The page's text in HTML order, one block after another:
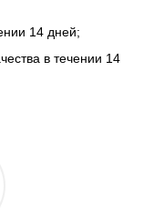
14 дней;
в течении 14